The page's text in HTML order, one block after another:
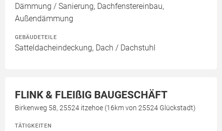
Dämmung / Sanierung, Dachfenstereinbau,
Außendämmung
GEBÄUDETEILE
Satteldacheindeckung, Dach / Dachstuhl
FLINK & FLEIßIG BAUGESCHÄFT
Birkenweg 58, 25524 itzehoe (16km von 25524 Glückstadt)
TÄTIGKEITEN